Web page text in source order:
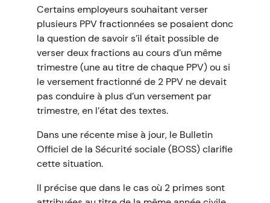
Certains employeurs souhaitant verser
plusieurs PPV fractionnées se posaient donc
la question de savoir s’il était possible de
verser deux fractions au cours d’un même
trimestre (une au titre de chaque PPV) ou si
le versement fractionné de 2 PPV ne devait
pas conduire à plus d’un versement par
trimestre, en l’état des textes.
Dans une récente mise à jour, le Bulletin
Officiel de la Sécurité sociale (BOSS) clarifie
cette situation.
Il précise que dans le cas où 2 primes sont